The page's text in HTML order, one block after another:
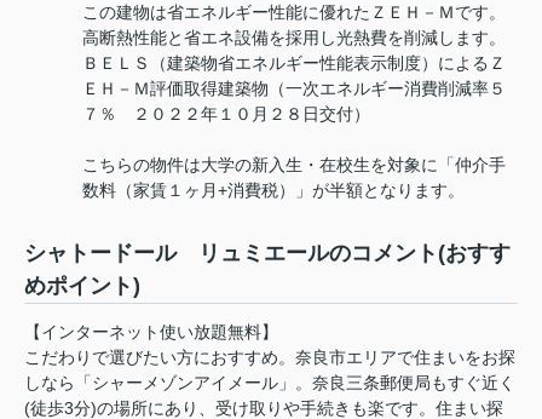
この建物は省エネルギー性能に優れたＺＥＨ－Ｍです。
高断熱性能と省エネ設備を採用し光熱費を削減します。
ＢＥＬＳ（建築物省エネルギー性能表示制度）によるＺ
ＥＨ－Ｍ評価取得建築物（一次エネルギー消費削減率５
７％ ２０２２年１０月２８日交付）
こちらの物件は大学の新入生・在校生を対象に「仲介手
数料（家賃１ヶ月+消費税）」が半額となります。
シャトードール リュミエールのコメント(おすす
めポイント)
【インターネット使い放題無料】
こだわりで選びたい方におすすめ。奈良市エリアで住まいをお探
しなら「シャーメゾンアイメール」。奈良三条郵便局もすぐ近く
(徒歩3分)の場所にあり、受け取りや手続きも楽です。住まい探